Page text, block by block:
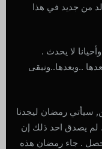
من جديد في هذا
لا يحدث .
..وبعدها..ونبقى
سيأتي رمضان ليجدنا
. لم يصدق احد ذلك إن
. جاء رمضان هذه